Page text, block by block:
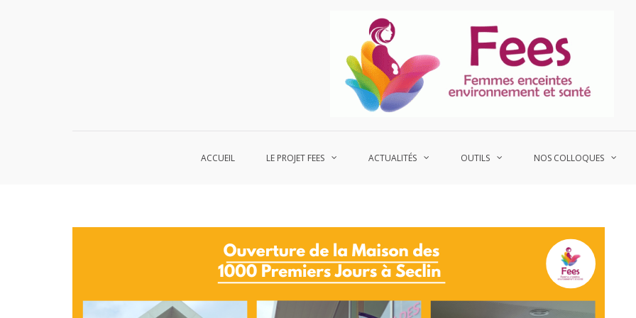
ACCUEIL LE PROJET FEES ACTUALITÉS OUTILS NOS COLLOQUES